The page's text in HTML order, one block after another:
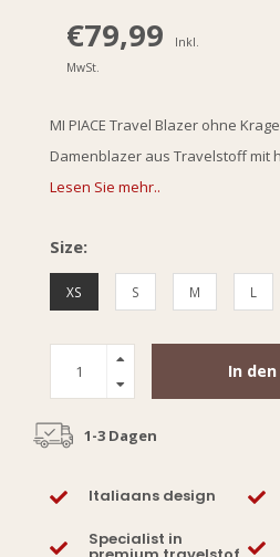
€79,99
Inkl.
MwSt.
MI PIACE Travel Blazer ohne
Damenblazer aus Travelstoff mit
Lesen Sie mehr..
Size:
XS S M L
In
1-3 Dagen
Italiaans design
Specialist in